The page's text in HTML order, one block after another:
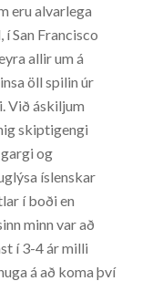
eru alvarlega
San Francisco
allir um á
öll spilin úr
Við áskiljum
skiptigengi
og
íslenskar
í boði en
minn var að
í 3-4 ár milli
á að koma því